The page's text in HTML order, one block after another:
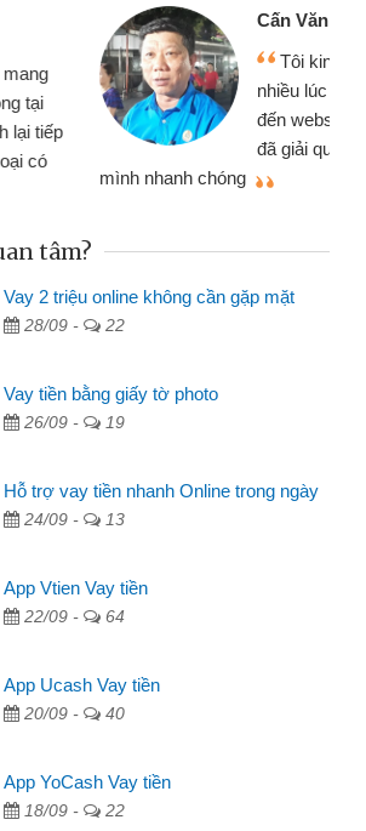
Cấn Văn Lực - Tạp hóa
Tôi kinh doanh buôn bán nhỏ lẻ
nhiều lúc cần vốn nhập hàng, nhờ biết
đến website qua bạn bè giới thiệu tôi
đã giải quyết được công việc của
tâm?
Vay 2 triệu online không cần gặp mặt
28/09 - 22
Vay tiền bằng giấy tờ photo
26/09 - 19
Hỗ trợ vay tiền nhanh Online trong ngày
24/09 - 13
App Vtien Vay tiền
22/09 - 64
App Ucash Vay tiền
20/09 - 40
App YoCash Vay tiền
18/09 - 22